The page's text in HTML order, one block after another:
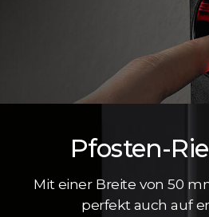
Pfosten-
Mit einer Breite von 50
perfekt auch auf